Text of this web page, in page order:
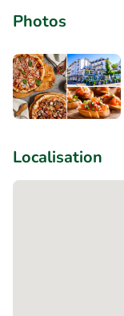
Photos
Localisation